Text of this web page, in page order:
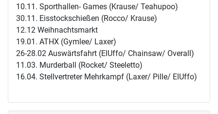
10.11. Sporthallen- Games (Krause/ Teahupoo)
30.11. Eisstockschießen (Rocco/ Krause)
12.12 Weihnachtsmarkt
19.01. ATHX (Gymlee/ Laxer)
26-28.02 Auswärtsfahrt (ElUffo/ Chainsaw/ Overall)
11.03. Murderball (Rocket/ Steeletto)
16.04. Stellvertreter Mehrkampf (Laxer/ Pille/ ElUffo)